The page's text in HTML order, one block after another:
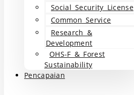
Social Security License
Common Service
Research &
Development
OHS-F & Forest
Sustainability
Pencapaian